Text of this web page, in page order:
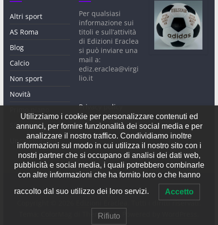
Altri sport
AS Roma
Blog
Calcio
Non sport
Novità
SS Lazio
Uncategorized
Per qualsiasi
informazione sui
titoli e sull’attività
di Edizioni Eraclea
si può inviare una
mail a:
ediz.eraclea@virgi
lio.it
Privacy policy
. Tutti i diritti riservati.
di ThemeGrill. Powered by
Utilizziamo i cookie per personalizzare contenuti ed
annunci, per fornire funzionalità dei social media e per
analizzare il nostro traffico. Condividiamo inoltre
informazioni sul modo in cui utilizza il nostro sito con i
nostri partner che si occupano di analisi dei dati web,
pubblicità e social media, i quali potrebbero combinarle
con altre informazioni che ha fornito loro o che hanno
raccolto dal suo utilizzo dei loro servizi. Accetto
Rifiuto